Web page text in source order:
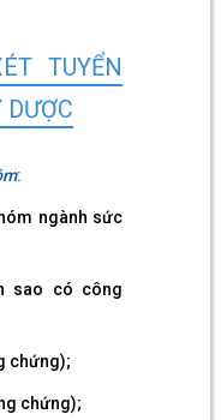
TUYỂN
:
ngành sức
sao có công
chứng);
chứng);